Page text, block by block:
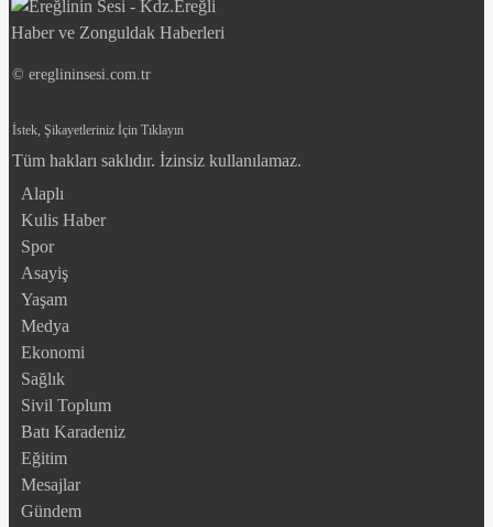
© ereglininsesi.com.tr
İstek, Şikayetleriniz İçin Tıklayın
Tüm hakları saklıdır. İzinsiz kullanılamaz.
Alaplı
Kulis Haber
Spor
Asayiş
Yaşam
Medya
Ekonomi
Sağlık
Sivil Toplum
Batı Karadeniz
Eğitim
Mesajlar
Gündem